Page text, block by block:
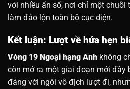
với nhiều ẩn số, nơi chỉ một chuỗi
làm đảo lộn toàn bộ cục diện.
Kết luận: Lượt về hứa hẹn
Vòng 19 Ngoại hạng Anh không
còn mở ra một giai đoạn mới đầy
đáng với ngôi vô địch lượt đi,